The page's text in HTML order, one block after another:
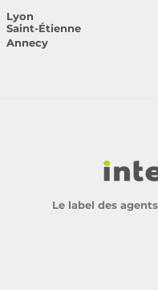
Lyon
Saint-Étienne
Annecy
Le label des